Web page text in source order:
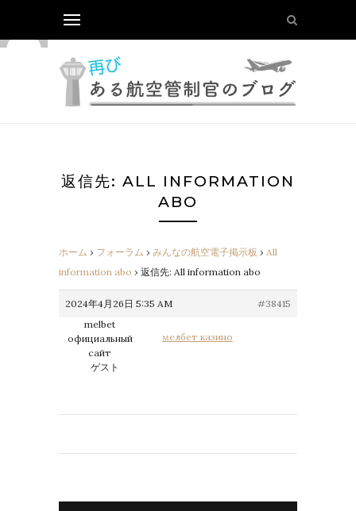
返信先: ALL INFORMATION
ABO
ホーム › フォーラム › みんなの航空電子掲示板 › All
information abo › 返信先: All information abo
2024年4月26日 5:35 AM
#38415
melbet
официальный
сайт
ゲスト
мелбет казино